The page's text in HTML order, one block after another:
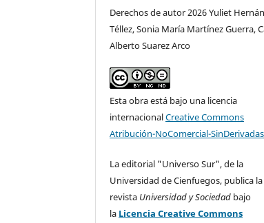
Derechos de autor 2026 Yuliet
Téllez, Sonia María Martínez Guerra,
Alberto Suarez Arco
Esta obra está bajo una licencia
internacionalCreative Commons
Atribución-NoComercial-
La editorial "Universo Sur", de la
Universidad de Cienfuegos, publica la
revista Universidad y Sociedad bajo
la Licencia Creative Commons